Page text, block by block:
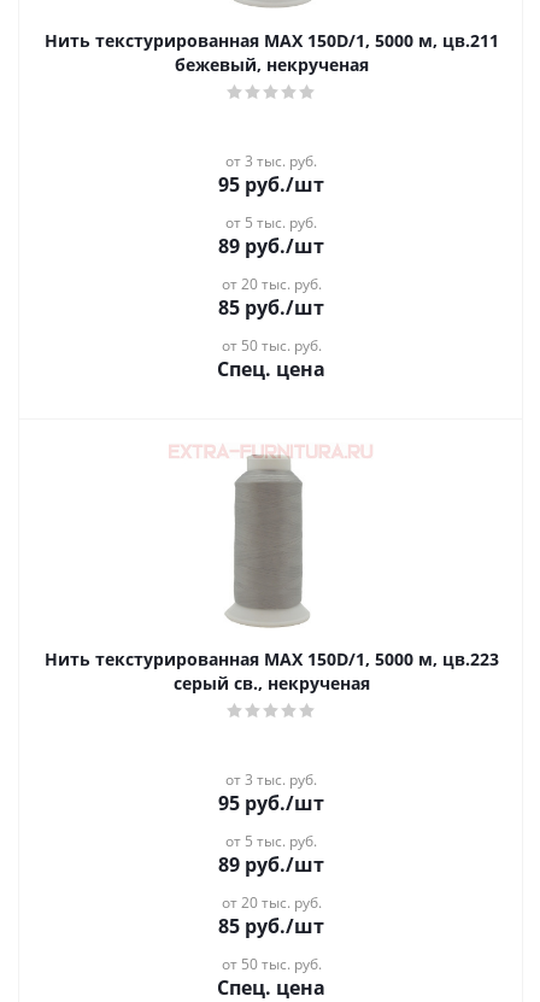
Нить текстурированная MAX 150D/1, 5000 м, цв.211
бежевый, некрученая
от 3 тыс. руб.
95 руб./шт
от 5 тыс. руб.
89 руб./шт
от 20 тыс. руб.
85 руб./шт
от 50 тыс. руб.
Спец. цена
Нить текстурированная MAX 150D/1, 5000 м, цв.223
серый св., некрученая
от 3 тыс. руб.
95 руб./шт
от 5 тыс. руб.
89 руб./шт
от 20 тыс. руб.
85 руб./шт
от 50 тыс. руб.
Спец. цена